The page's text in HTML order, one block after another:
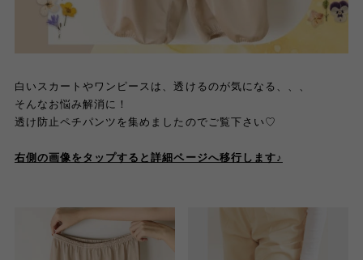
白いスカートやワンピースは、透けるのが気になる、、、
そんなお悩み解消に！
透け防止ペチパンツを集めましたのでご覧下さい♡
右側の画像をタップすると詳細ページへ移行します♪